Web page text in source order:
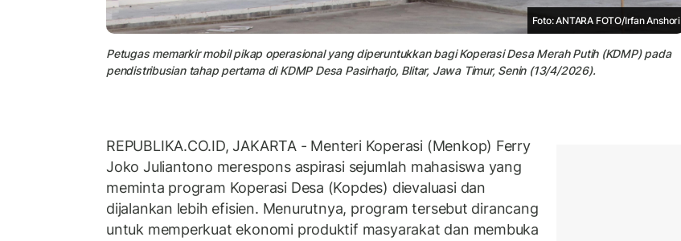
Foto: ANTARA FOTO/Irfan Anshori
Petugas memarkir mobil pikap operasional yang diperuntukkan bagi Koperasi Desa Merah Putih (KDMP) pada
pendistribusian tahap pertama di KDMP Desa Pasirharjo, Blitar, Jawa Timur, Senin (13/4/2026).
REPUBLIKA.CO.ID, JAKARTA - Menteri Koperasi (Menkop) Ferry
Joko Juliantono merespons aspirasi sejumlah mahasiswa yang
meminta program Koperasi Desa (Kopdes) dievaluasi dan
dijalankan lebih efisien. Menurutnya, program tersebut dirancang
untuk memperkuat ekonomi produktif masyarakat dan membuka